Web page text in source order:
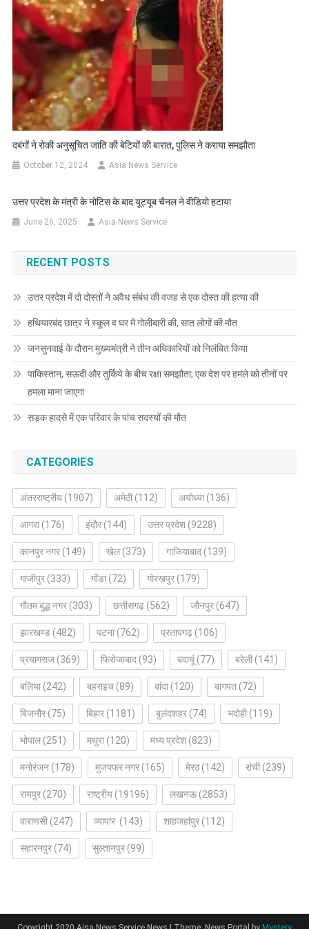
दबंगों ने रोकी अनुसूचित जाति की बेटियों की बारात, पुलिस ने कराया समझौता
October 12, 2024 Asia News Service
उत्तर प्रदेश के मंत्री के नोटिस के बाद यूट्यूब चैनल ने वीडियो हटाया
June 26, 2025 Asia News Service
RECENT POSTS
उत्तर प्रदेश में दो दोस्तों ने अवैध संबंध की वजह से एक दोस्त की हत्या की
हथियारबंद छात्र ने स्कूल व घर में गोलीबारी की, सात लोगों की मौत
जनसुनवाई के दौरान मुख्यमंत्री ने तीन अधिकारियों को निलंबित किया
पाकिस्तान, सऊदी और तुर्किये के बीच रक्षा समझौता; एक देश पर हमले को तीनों पर
हमला माना जाएगा
सड़क हादसे में एक परिवार के पांच सदस्यों की मौत
CATEGORIES
अंतरराष्ट्रीय(1907) अमेठी(112) अयोध्या(136)
आगरा(176) इंदौर(144) उत्तर प्रदेश(9228)
कानपुर नगर(149) खेल(373) गाजियाबाद(139)
गाजीपुर(333) गोंडा(72) गोरखपुर(179)
गौतम बुद्ध नगर(303) छत्तीसगढ़(562) जौनपुर(647)
झारखण्ड(482) पटना(762) प्रतापगढ़(106)
प्रयागराज(369) फिरोजाबाद(93) बदायूं(77) बरेली(141)
बलिया(242) बहराइच(89) बांदा(120) बागपत(72)
बिजनौर(75) बिहार(1181) बुलंदशहर(74) भदोही(119)
भोपाल(251) मथुरा(120) मध्य प्रदेश(823)
मनोरंजन(178) मुजफ्फर नगर(165) मेरठ(142) रांची(239)
रायपुर(270) राष्ट्रीय(19196) लखनऊ(2853)
वाराणसी(247) व्यापार (143) शाहजहांपुर(112)
सहारनपुर(74) सुल्तानपुर(99)